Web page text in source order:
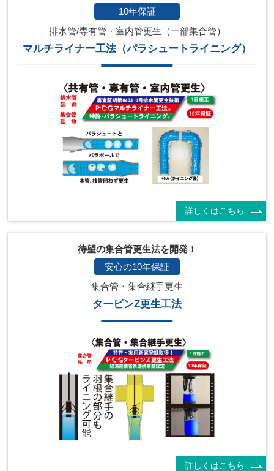
10年保証
排水管/専有管・室内管更生（一部集合管）
マルチライナー工法（パラシュートライニング）
詳しくはこちら
待望の集合管更生法を開発！
安心の10年保証
集合管・集合継手更生
タービンZ更生工法
詳しくはこちら